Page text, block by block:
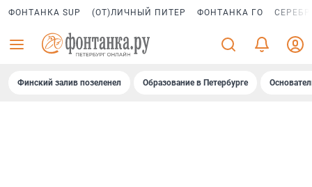
ФОНТАНКА SUP (ОТ)ЛИЧНЫЙ ПИТЕР ФОНТАНКА ГО
Финский залив позеленел Образование в Петербурге